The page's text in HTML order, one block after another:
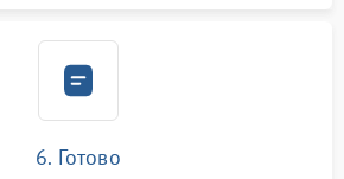
6. Готово